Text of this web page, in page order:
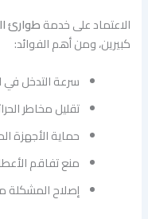
الاعتماد على خدمةطوارئ
كبيرين، ومن أهم الفوائد:
سرعة التدخل في
تقليل مخاطر
حماية الأجهزة
منع تفاقم
إصلاح